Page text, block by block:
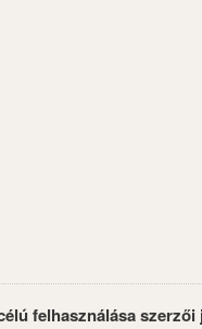
felhasználása